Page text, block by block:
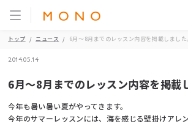
トップ ニュース 6月～8月までのレッスン内容を掲載しました
2014.05.14
6月～8月までのレッスン内容を掲載
今年も暑い暑い夏がやってきます。
今年のサマーレッスンには、海を感じる壁掛けアレ